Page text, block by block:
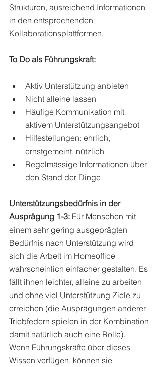
Strukturen, ausreichend Informationen
in den entsprechenden
Kollaborationsplattformen.
To Do als Führungskraft:
Aktiv Unterstützung anbieten
Nicht alleine lassen
Häufige Kommunikation mit
aktivem Unterstützungsangebot
Hilfestellungen: ehrlich,
ernstgemeint, nützlich
Regelmässige Informationen über
den Stand der Dinge
Unterstützungsbedürfnis in der
Ausprägung 1-3: Für Menschen mit
einem sehr gering ausgeprägten
Bedürfnis nach Unterstützung wird
sich die Arbeit im Homeoffice
wahrscheinlich einfacher gestalten. Es
fällt ihnen leichter, alleine zu arbeiten
und ohne viel Unterstützung Ziele zu
erreichen (die Ausprägungen anderer
Triebfedern spielen in der Kombination
damit natürlich auch eine Rolle).
Wenn Führungskräfte über dieses
Wissen verfügen, können sie